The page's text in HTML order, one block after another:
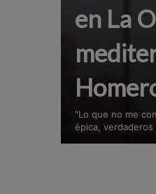
en La
“Lo que no me
épica,